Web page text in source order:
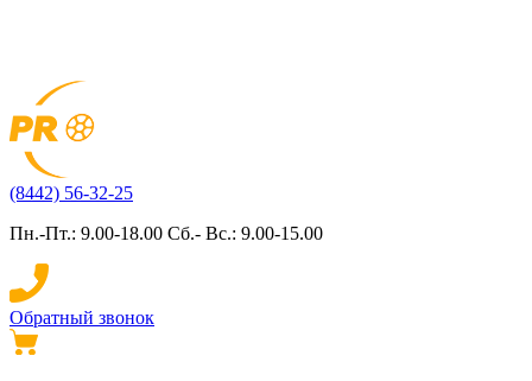
(8442) 56-32-25
Пн.-Пт.: 9.00-18.00 Сб.- Вс.: 9.00-15.00
Обратный звонок